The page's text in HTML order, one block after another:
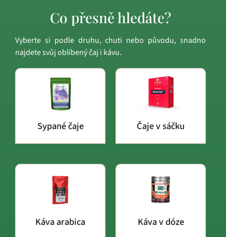
Co přesně hledáte?
Vyberte si podle druhu, chuti nebo původu, snadno
najdete svůj oblíbený čaj i kávu.
Sypané čaje Čaje v sáčku
Káva arabica Káva v dóze